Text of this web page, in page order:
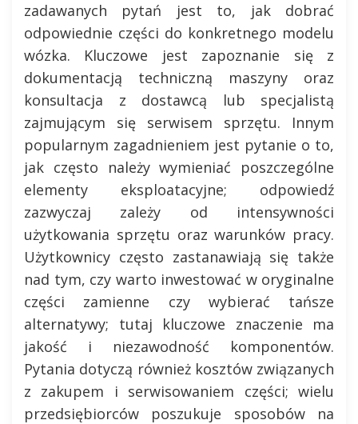
zadawanych pytań jest to, jak dobrać
odpowiednie części do konkretnego modelu
wózka. Kluczowe jest zapoznanie się z
dokumentacją techniczną maszyny oraz
konsultacja z dostawcą lub specjalistą
zajmującym się serwisem sprzętu. Innym
popularnym zagadnieniem jest pytanie o to,
jak często należy wymieniać poszczególne
elementy eksploatacyjne; odpowiedź
zazwyczaj zależy od intensywności
użytkowania sprzętu oraz warunków pracy.
Użytkownicy często zastanawiają się także
nad tym, czy warto inwestować w oryginalne
części zamienne czy wybierać tańsze
alternatywy; tutaj kluczowe znaczenie ma
jakość i niezawodność komponentów.
Pytania dotyczą również kosztów związanych
z zakupem i serwisowaniem części; wielu
przedsiębiorców poszukuje sposobów na